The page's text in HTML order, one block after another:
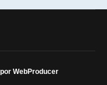
WebProducer